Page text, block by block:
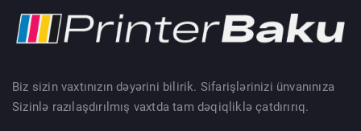
Biz sizin vaxtınızın dəyərini bilirik. Sifarişlərinizi ünvanınıza
Sizinlə razılaşdırılmış vaxtda tam dəqiqliklə çatdırırıq.